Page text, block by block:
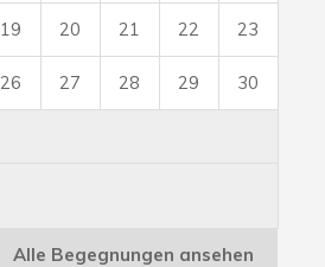
19 20 21 22 23
26 27 28 29 30
Alle Begegnungen ansehen